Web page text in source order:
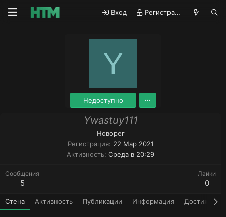
Вход Регистрация
Y
Недоступно
Ywastuy111
Новорег
Регистрация 22 Мар 2021
Активность Среда в 20:29
Сообщения
5
Лайки
0
Стена Активность Публикации Информация Достижения